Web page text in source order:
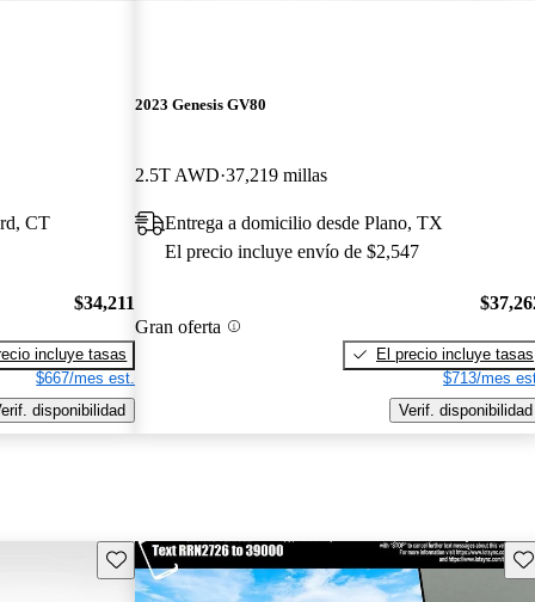
CT
$34,211
incluye tasas
$667/mes est.
disponibilidad
2023 Genesis GV80
2.5T AWD 37,219 millas
Entrega a domicilio desde Plano, TX
El precio incluye envío de $2,547
Gran oferta
El precio incluye tasas
$713/mes
Verif. disponibilidad
Guarda este Aviso